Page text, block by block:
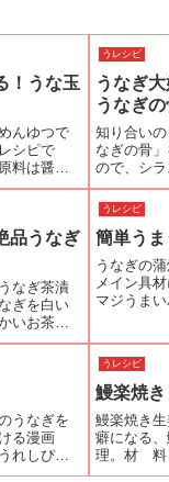
！うな玉
んゆつで
シピで
料は醤
。そこに
なぎエキ
クのある
うなぎの
トッピン
...
うレシピ
うなぎ
うなぎ
知り合い
なぎの骨
ので、シラ
って「う
を作って
ぎの骨の
を作ります
方1うなぎ
骨には、
品うなぎ
なぎ茶漬
ぎを白い
いお茶や
手軽な一
しの食べ
まれてい
、一説に
少量の蒲
うレシピ
簡単う
うなぎの
メイン具
マジうま
かな献立
る材料（2
1/2尾厚焼
うなぎを
る漫画
れしぴ」
レシピが
うレシピ
鰻楽焼き
鰻楽焼き
癖になる
理。材 料
うな